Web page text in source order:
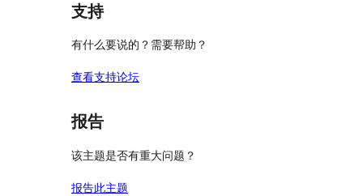
支持
有什么要说的？需要帮助？
查看支持论坛
报告
该主题是否有重大问题？
报告此主题